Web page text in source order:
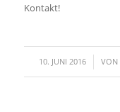
Kontakt!
10. JUNI 2016
/ VON